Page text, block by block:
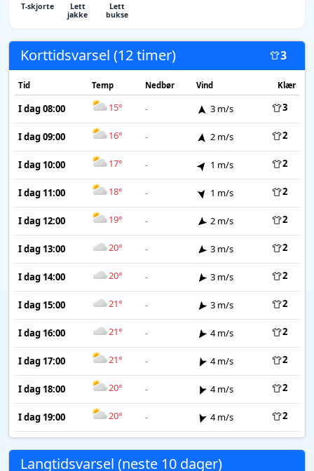
T-skjorte
Lett
jakke
Lett
bukse
Korttidsvarsel (12 timer) 3
Tid Temp Nedbør Vind Klær
I dag 08:00 15° - 3 m/s 3
I dag 09:00 16° - 2 m/s 2
I dag 10:00 17° - 1 m/s 2
I dag 11:00 18° - 1 m/s 2
I dag 12:00 19° - 2 m/s 2
I dag 13:00 20° - 3 m/s 2
I dag 14:00 20° - 3 m/s 2
I dag 15:00 21° - 3 m/s 2
I dag 16:00 21° - 4 m/s 2
I dag 17:00 21° - 4 m/s 2
I dag 18:00 20° - 4 m/s 2
I dag 19:00 20° - 4 m/s 2
Langtidsvarsel (neste 10 dager)